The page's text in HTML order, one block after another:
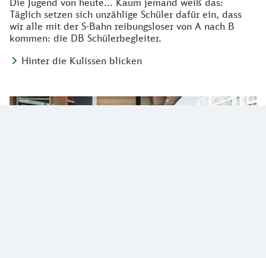
Die Jugend von heute... Kaum jemand weiß das:
Täglich setzen sich unzählige Schüler dafür ein, dass
wir alle mit der S-Bahn reibungsloser von A nach B
kommen: die DB Schülerbegleiter.
Hinter die Kulissen blicken